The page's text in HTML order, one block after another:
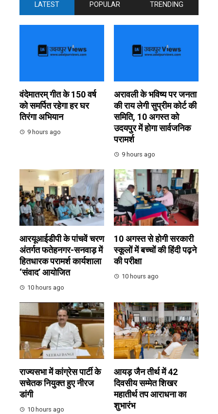
LATEST POPULAR TRENDING
वंदेमातरम् गीत के 150 वर्ष
को समर्पित रहेगा हर घर
तिरंगा अभियान
9 hours ago
अरावली के भविष्य पर जनता
की राय लेगी सुप्रीम कोर्ट की
समिति, 10 अगस्त को
उदयपुर में होगा सार्वजनिक
परामर्श
9 hours ago
आरयूआईडीपी के पांचवें चरण
अंतर्गत फतेहनगर-सनवाड़ में
हितधारक परामर्श कार्यशाला
‘संवाद’ आयोजित
10 hours ago
10 अगस्त से होगी सरकारी
स्कूलों में बच्चों की हिंदी पढ़ने
की परीक्षा
10 hours ago
राज्यसभा में कांग्रेस पार्टी के
सचेतक नियुक्त हुए नीरज
डांगी
10 hours ago
आयड़ जैन तीर्थ में 42
दिवसीय सम्मेत शिखर
महातीर्थ तप आराधना का
शुभारंभ